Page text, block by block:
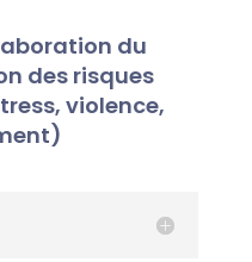
du
des risques
violence,